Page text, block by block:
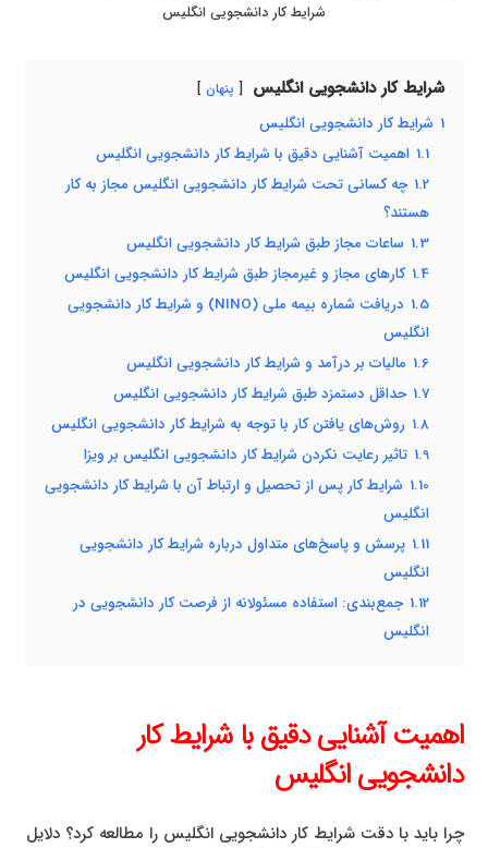
شرایط کار دانشجویی انگلیس
شرایط کار دانشجویی انگلیس پنهان
1 شرایط کار دانشجویی انگلیس
1.1 اهمیت آشنایی دقیق با شرایط کار دانشجویی انگلیس
1.2 چه کسانی تحت شرایط کار دانشجویی انگلیس مجاز به کار
هستند؟
1.3 ساعات مجاز طبق شرایط کار دانشجویی انگلیس
1.4 کارهای مجاز و غیرمجاز طبق شرایط کار دانشجویی انگلیس
1.5
دریافت شماره بیمه ملی (NINO) و شرایط کار دانشجویی
انگلیس
1.6 مالیات بر درآمد و شرایط کار دانشجویی انگلیس
1.7 حداقل دستمزد طبق شرایط کار دانشجویی انگلیس
1.8 روش‌های یافتن کار با توجه به شرایط کار دانشجویی انگلیس
1.9 تاثیر رعایت نکردن شرایط کار دانشجویی انگلیس بر ویزا
1.10 شرایط کار پس از تحصیل و ارتباط آن با شرایط کار دانشجویی
انگلیس
1.11 پرسش و پاسخ‌های متداول درباره شرایط کار دانشجویی
انگلیس
1.12 جمع‌بندی: استفاده مسئولانه از فرصت کار دانشجویی در
انگلیس
اهمیت آشنایی دقیق با شرایط کار
دانشجویی انگلیس
چرا باید با دقت شرایط کار دانشجویی انگلیس را مطالعه کرد؟ دلایل